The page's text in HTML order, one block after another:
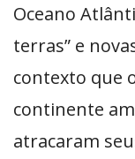
Oceano
terras” e
contexto que
continente
atracaram